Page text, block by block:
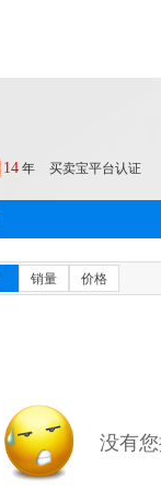
14 年 买卖宝平台认证
销量 价格
没有